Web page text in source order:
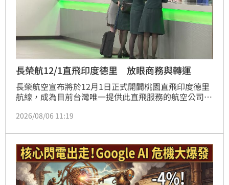
長榮航12/1直飛印度德里 放眼商務與轉運
長榮航空宣布將於12月1日正式開闢桃園直飛印度德里
航線，成為目前台灣唯一提供此直飛服務的航空公司，
廠在印度的商務需求，打造高效直航通道。透過空中巴
更藉由桃園機場樞紐，串聯印度與北美市場，提供科技
業與旅遊客群更便捷的轉運選擇。此外，長榮航空也與
印度航空合作，延伸航點至印度各大城市，並推動印度
旅客過境台灣的觀光配套，有望帶動雙邊經貿、文化交
流及旅遊發展，展現深耕全球布局的戰略決心。
2026/08/06 11:19